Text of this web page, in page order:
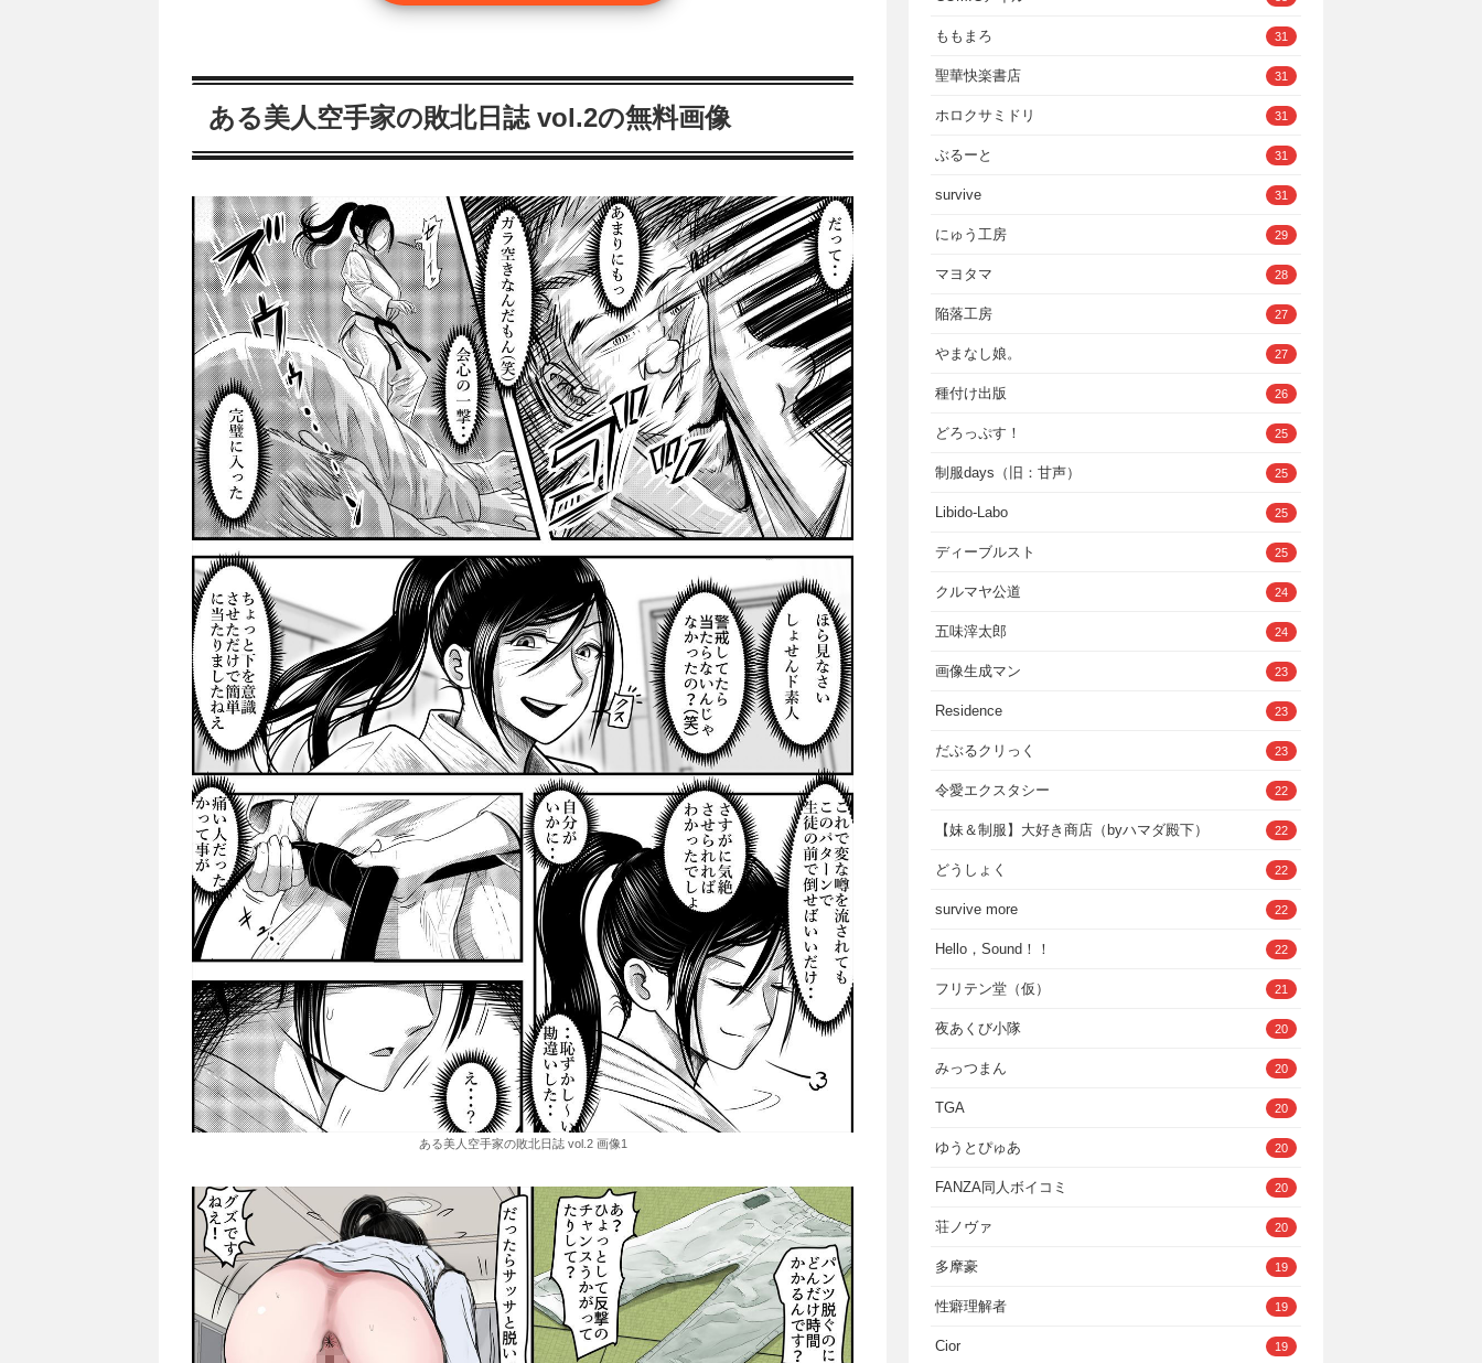
ある美人空手家の敗北日誌 vol.2の無料画像
ある美人空手家の敗北日誌 vol.2 画像1
ももまろ 31
聖華快楽書店 31
ホロクサミドリ 31
ぶるーと 31
survive 31
にゅう工房 29
マヨタマ 28
陥落工房 27
やまなし娘。 27
種付け出版 26
どろっぷす！ 25
制服days（旧：甘声） 25
Libido-Labo 25
ディーブルスト 25
クルマヤ公道 24
五味滓太郎 24
画像生成マン 23
Residence 23
だぶるクリっく 23
令愛エクスタシー 22
【妹＆制服】大好き商店（byハマダ殿下） 22
どうしょく 22
survive more 22
Hello，Sound！！ 22
フリテン堂（仮） 21
夜あくび小隊 20
みっつまん 20
TGA 20
ゆうとぴゅあ 20
FANZA同人ボイコミ 20
荘ノヴァ 20
多摩豪 19
性癖理解者 19
Cior 19